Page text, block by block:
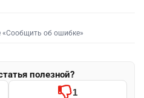
«Сообщить об ошибке»
полезной?
1